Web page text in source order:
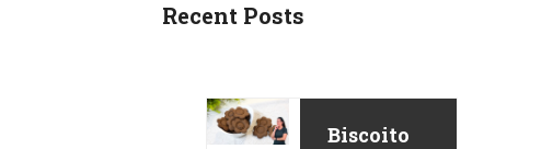
Recent Posts
Biscoito